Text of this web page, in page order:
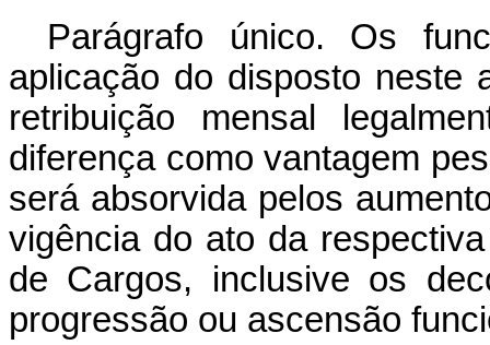
Parágrafo único. Os
aplicação do disposto neste
retribuição mensal
diferença como vantagem
será absorvida pelos
vigência do ato da
de Cargos, inclusive os
progressão ou ascensão